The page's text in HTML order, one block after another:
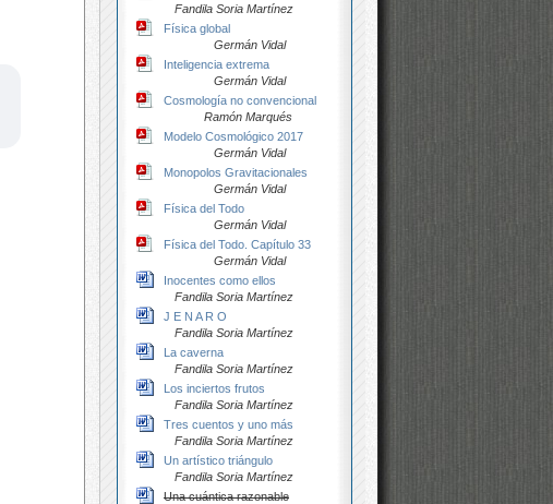
Fandila Soria Martínez
Física global
Germán Vidal
Inteligencia extrema
Germán Vidal
Cosmología no convencional
Ramón Marqués
Modelo Cosmológico 2017
Germán Vidal
Monopolos Gravitacionales
Germán Vidal
Física del Todo
Germán Vidal
Física del Todo. Capítulo 33
Germán Vidal
Inocentes como ellos
Fandila Soria Martínez
J E N A R O
Fandila Soria Martínez
La caverna
Fandila Soria Martínez
Los inciertos frutos
Fandila Soria Martínez
Tres cuentos y uno más
Fandila Soria Martínez
Un artístico triángulo
Fandila Soria Martínez
Una cuántica razonable